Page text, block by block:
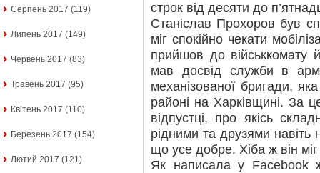
Серпень 2017 (119)
Липень 2017 (149)
Червень 2017 (83)
Травень 2017 (95)
Квітень 2017 (110)
Березень 2017 (154)
Лютий 2017 (121)
строк від десяти до
Станіслав Прохоров був
міг спокійно чекати
прийшов до військкомату
мав досвід служби в
механізованої бригади,
районі на Харківщині. За
відпустці, про якісь
рідними та друзями
що усе добре. Хіба ж він
Як написала у Facebook